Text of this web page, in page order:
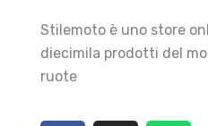
Stilemoto è uno store
diecimila prodotti del
ruote